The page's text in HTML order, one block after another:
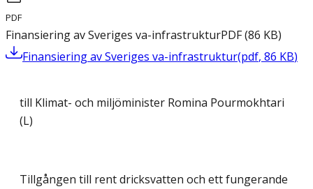
PDF
Finansiering av Sveriges va-infrastrukturPDF(86 KB)
Finansiering av Sveriges va-infrastruktur(pdf, 86 KB)
till Klimat- och miljöminister Romina Pourmokhtari
(L)
Tillgången till rent dricksvatten och ett fungerande